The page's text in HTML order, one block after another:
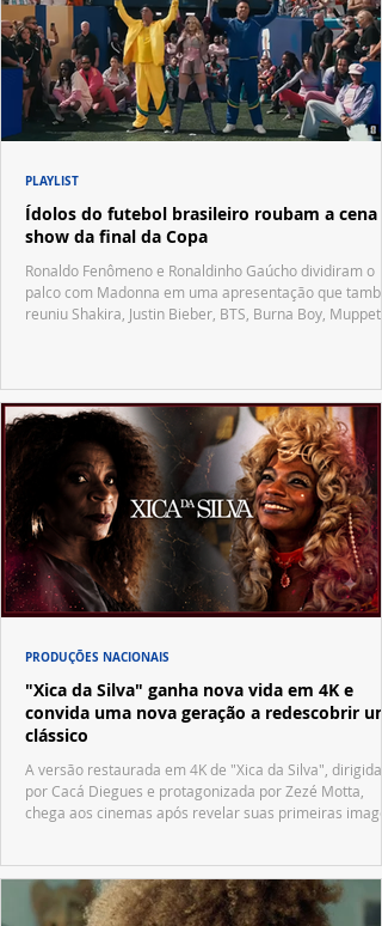
Ídolos do futebol brasileiro roubam a cena
show da final da Copa
Ronaldo Fenômeno e Ronaldinho Gaúcho dividiram o
palco com Madonna em uma apresentação que
reuniu Shakira, Justin Bieber, BTS, Burna Boy, Muppets,
PLAYLIST
"Xica da Silva" ganha nova vida em 4K e
convida uma nova geração a redescobrir um
clássico
A versão restaurada em 4K de "Xica da Silva", dirigida
por Cacá Diegues e protagonizada por Zezé Motta,
chega aos cinemas após revelar suas primeiras
PRODUÇÕES NACIONAIS